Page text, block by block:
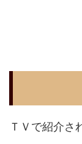
ＴＶで紹介さ